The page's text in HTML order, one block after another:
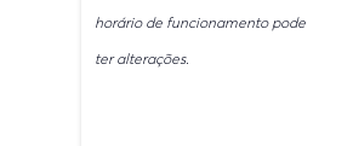
horário de funcionamento pode
ter alterações.